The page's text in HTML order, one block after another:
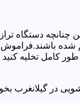
چنانچه دستگاه
شده
کامل تخلیه
در گیلانغرب